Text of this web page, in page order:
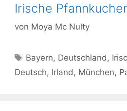
Irische
von Moya Mc Nulty
Schlagwörter
Bayern, Deutschland,
Deutsch, Irland, München,